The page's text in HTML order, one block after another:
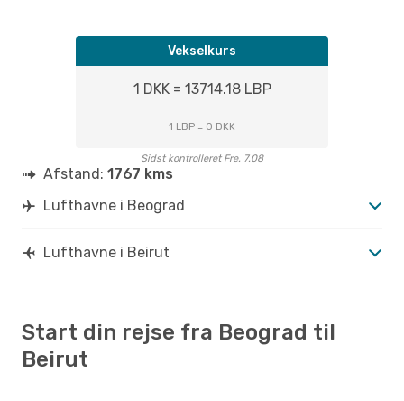
Vekselkurs
1 DKK = 13714.18 LBP
1 LBP = 0 DKK
Sidst kontrolleret Fre. 7.08
Afstand: 1767 kms
Lufthavne i Beograd
Lufthavne i Beirut
Start din rejse fra Beograd til
Beirut